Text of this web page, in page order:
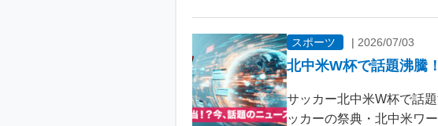
スポーツ | 2026/07/03
北中米W杯で話題沸騰
サッカー北中米W杯で話
ッカーの祭典・北中米ワ